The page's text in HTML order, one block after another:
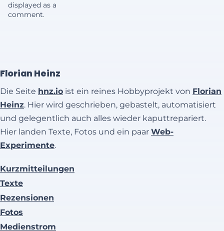
displayed as a
comment.
Florian Heinz
Die Seite hnz.io ist ein reines Hobbyprojekt von Florian
Heinz. Hier wird geschrieben, gebastelt, automatisiert
und gelegentlich auch alles wieder kaputtrepariert.
Hier landen Texte, Fotos und ein paar Web-
Experimente.
Kurzmitteilungen
Texte
Rezensionen
Fotos
Medienstrom